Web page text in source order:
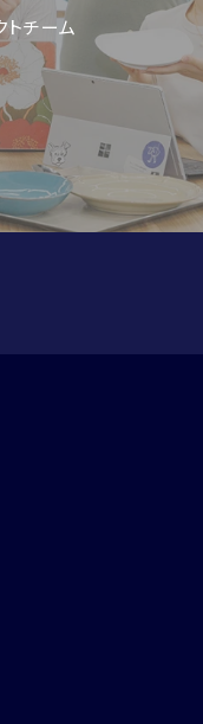
東洋大学の社会貢献
チーム